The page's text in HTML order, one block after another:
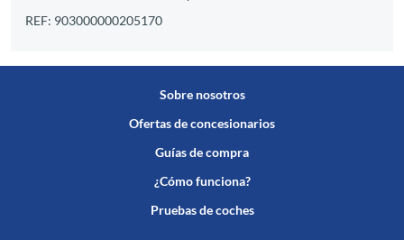
REF: 903000000205170
Sobre nosotros
Ofertas de concesionarios
Guías de compra
¿Cómo funciona?
Pruebas de coches